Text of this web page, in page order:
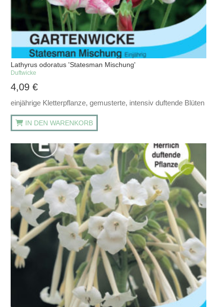
Lathyrus odoratus 'Statesman Mischung'
Duftwicke
4,09€
einjährige Kletterpflanze, gemusterte, intensiv duftende Blüten
IN DEN WARENKORB